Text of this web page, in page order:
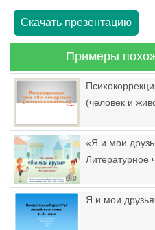
Скачать презентацию
Примеры
(человек и
«Я и мои
Литературное
Я и мои